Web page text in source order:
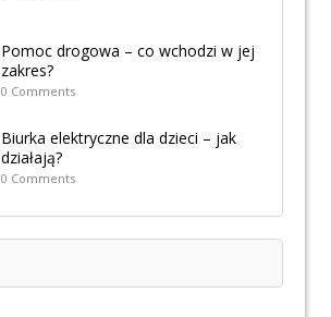
Pomoc drogowa – co wchodzi w jej
zakres?
0 Comments
Biurka elektryczne dla dzieci – jak
działają?
0 Comments